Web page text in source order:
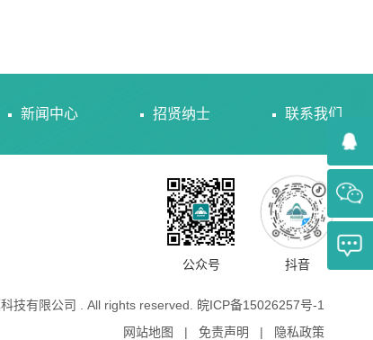
新闻中心 招贤纳士 联系我们
公众号 抖音
技有限公司 . All rights reserved. 皖ICP备15026257号-1
网站地图
|免责声明 | 隐私政策